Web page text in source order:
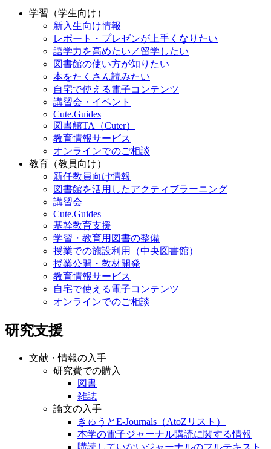
学習（学生向け）
新入生向け情報
レポート・プレゼンが上手くなりたい
語学力を高めたい／留学したい
図書館の使い方が知りたい
本をたくさん読みたい
自宅で使える電子コンテンツ
講習会・イベント
Cute.Guides
図書館TA（Cuter）
教育情報サービス
オンラインでのご相談
教育（教員向け）
新任教員向け情報
図書館を活用したアクティブラーニング
講習会
Cute.Guides
基幹教育支援
学習・教育用図書の整備
授業での施設利用（中央図書館）
授業公開・教材開発
教育情報サービス
自宅で使える電子コンテンツ
オンラインでのご相談
研究支援
文献・情報の入手
研究費での購入
図書
雑誌
論文の入手
きゅうとE-Journals（AtoZリスト）
本学の電子ジャーナル購読に関する情報
購読していないジャーナルのフルテキスト